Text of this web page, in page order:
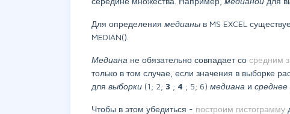
Для определения медианы в MS EXCEL
MEDIAN().
Медиана не обязательно совпадает со средним
только в том случае, если значения в выборке
для выборки (1; 2; 3 ; 4 ; 5; 6) медиана и среднее
Чтобы в этом убедиться - построим гистограмму